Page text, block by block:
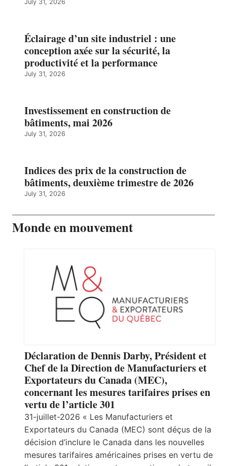
July 31, 2026
Éclairage d’un site industriel : une
conception axée sur la sécurité, la
productivité et la performance
July 31, 2026
Investissement en construction de
bâtiments, mai 2026
July 31, 2026
Indices des prix de la construction de
bâtiments, deuxième trimestre de 2026
July 31, 2026
Monde en mouvement
Déclaration de Dennis Darby, Président et
Chef de la Direction de Manufacturiers et
Exportateurs du Canada (MEC),
concernant les mesures tarifaires prises en
vertu de l’article 301
31-juillet-2026 « Les Manufacturiers et
Exportateurs du Canada (MEC) sont déçus de la
décision d’inclure le Canada dans les nouvelles
mesures tarifaires américaines prises en vertu de